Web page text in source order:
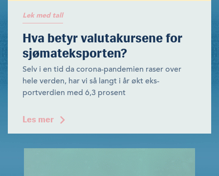
Lek med tall
Hva betyr valutakursene for
sjømateksporten?
Selv i en tid da corona-pandemien raser over
hele verden, har vi så langt i år økt eks­
portverdien med 6,3 prosent
Les mer